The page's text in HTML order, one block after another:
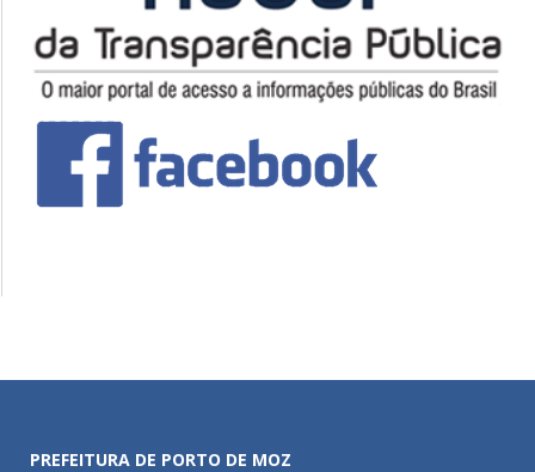
PREFEITURA DE PORTO DE MOZ